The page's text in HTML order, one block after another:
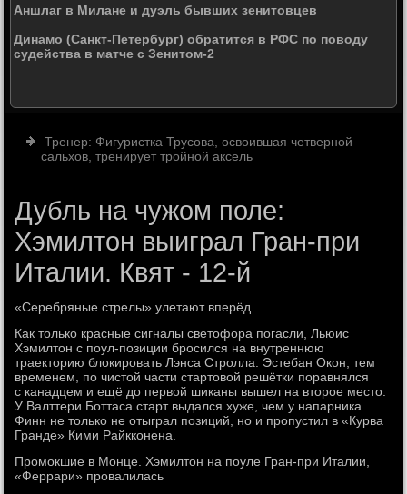
Аншлаг в Милане и дуэль бывших зенитовцев
Динамо (Санкт-Петербург) обратится в РФС по поводу
судейства в матче с Зенитом-2
Тренер: Фигуристка Трусова, освоившая четверной
сальхов, тренирует тройной аксель
Дубль на чужом поле:
Хэмилтон выиграл Гран-при
Италии. Квят - 12-й
«Серебряные стрелы» улетают вперёд
Как только красные сигналы светофора погасли, Льюис
Хэмилтон с поул-позиции бросился на внутреннюю
траекторию блокировать Лэнса Стролла. Эстебан Окон, тем
временем, по чистой части стартовой решётки поравнялся
с канадцем и ещё до первой шиканы вышел на второе место.
У Валттери Боттаса старт выдался хуже, чем у напарника.
Финн не только не отыграл позиций, но и пропустил в «Курва
Гранде» Кими Райкконена.
Промокшие в Монце. Хэмилтон на поуле Гран-при Италии,
«Феррари» провалилась